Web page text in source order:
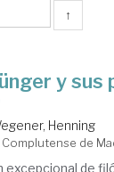
↑
y
Henning
de
excepcional de